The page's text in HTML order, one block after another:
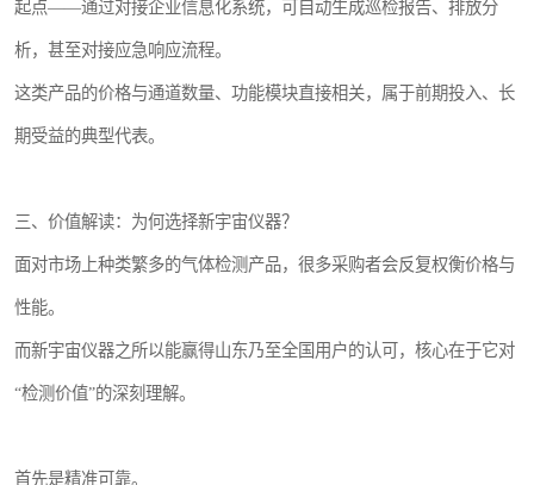
起点——通过对接企业信息化系统，可自动生成巡检报告、排放分
析，甚至对接应急响应流程。
这类产品的价格与通道数量、功能模块直接相关，属于前期投入、长
期受益的典型代表。
三、价值解读：为何选择新宇宙仪器？
面对市场上种类繁多的气体检测产品，很多采购者会反复权衡价格与
性能。
而新宇宙仪器之所以能赢得山东乃至全国用户的认可，核心在于它对
“检测价值”的深刻理解。
首先是精准可靠。